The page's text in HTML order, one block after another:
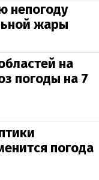
непогоду
жары
на
погоды на 7
погода